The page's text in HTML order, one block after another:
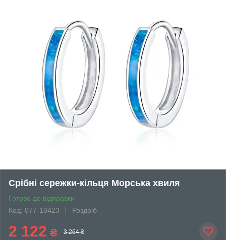
Срібні сережки-кільця Морська хвиля
Готово до відправки
Код: 077-10423
Роздріб
2 122 ₴ 3 264 ₴